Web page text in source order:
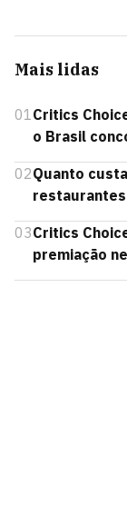
Mais lidas
01Critics
o Brasil
02Quanto
03Critics
premiação